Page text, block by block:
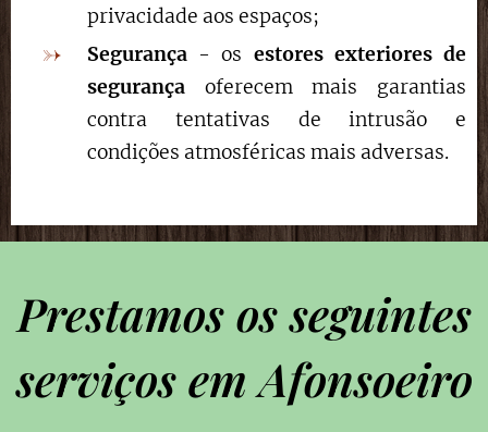
privacidade aos espaços;
Segurança - os estores exteriores de
segurança oferecem mais garantias
contra tentativas de intrusão e
condições atmosféricas mais adversas.
Prestamos os seguintes
serviços em Afonsoeiro